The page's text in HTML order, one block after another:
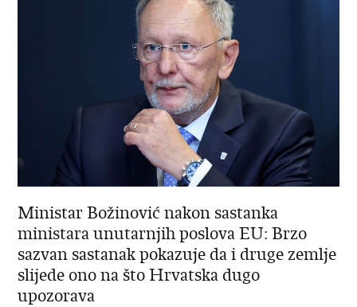
Ministar Božinović nakon sastanka
ministara unutarnjih poslova EU: Brzo
sazvan sastanak pokazuje da i druge zemlje
slijede ono na što Hrvatska dugo
upozorava